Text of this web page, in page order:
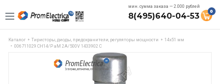
мин. сумма заказа — 2.000 рублей
8(495)640-04-53 0
Каталог Тиристоры, диоды, предохранители, регуляторы мощности
14х51 мм
006711029 CH14/P aM 2A/500V 1433902 C